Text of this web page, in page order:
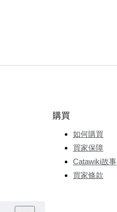
購買
如何購買
買家保障
Catawiki故事
買家條款